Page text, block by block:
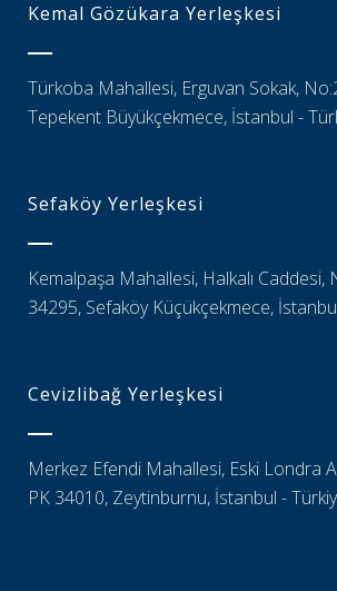
Kemal Gözükara Yerleşkesi
Türkoba Mahallesi, Erguvan Sokak,
Tepekent Büyükçekmece, İstanbul -
Sefaköy Yerleşkesi
Kemalpaşa Mahallesi, Halkalı Caddesi,
34295, Sefaköy Küçükçekmece,
Cevizlibağ Yerleşkesi
Merkez Efendi Mahallesi, Eski Londra
PK 34010, Zeytinburnu, İstanbul -